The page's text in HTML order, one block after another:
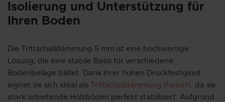
Isolierung und Unterstützung für
Ihren Boden
Die Trittschalldämmung 5 mm ist eine hochwertige
Lösung, die eine stabile Basis für verschiedene
Bodenbeläge bildet. Dank ihrer hohen Druckfestigkeit
eignet sie sich ideal als
Trittschalldämmung Parkett, da sie
stark arbeitende Holzböden perfekt stabilisiert. Aufgrund